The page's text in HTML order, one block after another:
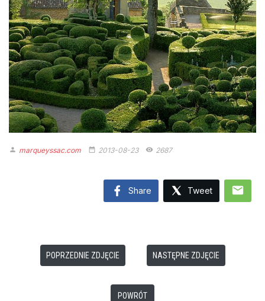
person marqueyssac.com date_range 2013-08-23 remove_red_eye 2687
Share Tweet mail
POPRZEDNIE ZDJĘCIE NASTĘPNE ZDJĘCIE
POWRÓT